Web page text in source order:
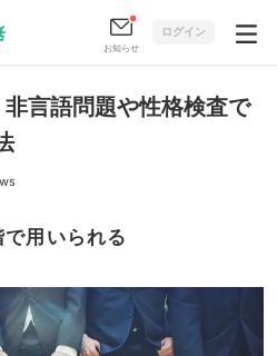
お知らせ
ログイン
非言語問題や性格検査で
用いられる